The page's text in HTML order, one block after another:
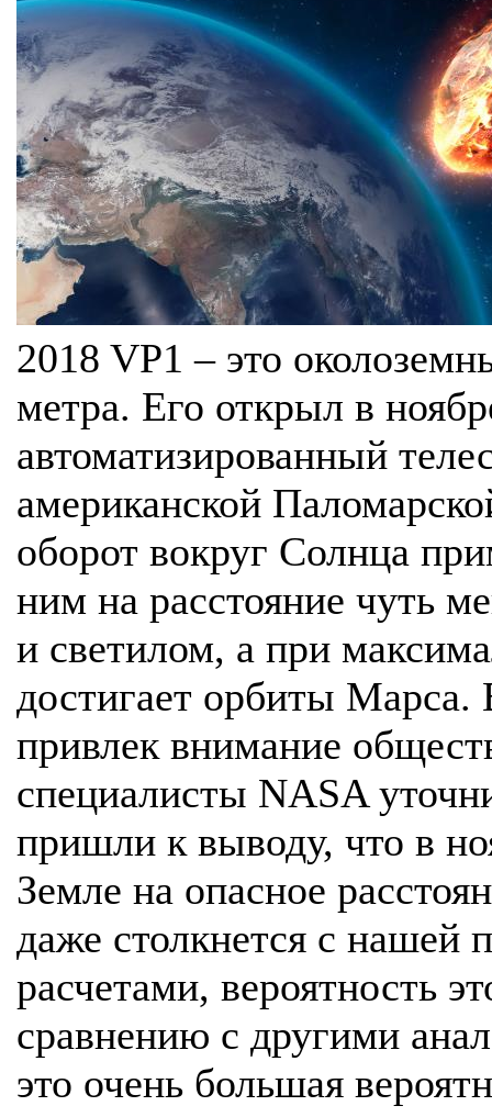
2018 VP1 – это
метра. Его открыл в
автоматизированный
американской
оборот вокруг Солнца
ним на расстояние чуть
и светилом, а при
достигает орбиты Марса.
привлек внимание
специалисты NASA
пришли к выводу, что в
Земле на опасное
даже столкнется с нашей
расчетами, вероятность
сравнению с другими
это очень большая